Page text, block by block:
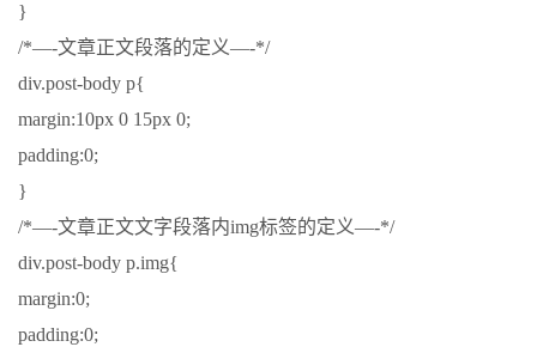
}
/*—-文章正文段落的定义—-*/
div.post-body p{
margin:10px 0 15px 0;
padding:0;
}
/*—-文章正文文字段落内img标签的定义—-*/
div.post-body p.img{
margin:0;
padding:0;